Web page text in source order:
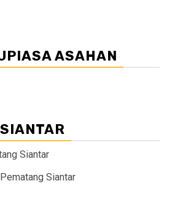
ASAHAN
Pematang Siantar